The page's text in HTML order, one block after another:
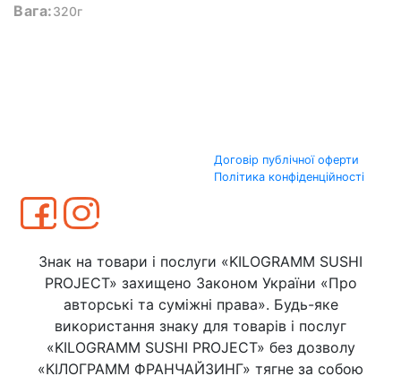
Вага:320г
Договір публічної оферти
Політика конфіденційності
Знак на товари і послуги «KILOGRAMM SUSHI
PROJECT» захищено Законом України «Про
авторські та суміжні права». Будь-яке
використання знаку для товарів і послуг
«KILOGRAMM SUSHI PROJECT» без дозволу
«КІЛОГРАММ ФРАНЧАЙЗИНГ» тягне за собою